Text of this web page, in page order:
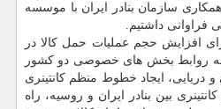
سازمان بنادر ایران با موسسه
فراوانی داشتیم.
افزایش حجم عملیات حمل كالا در
روابط بخش های خصوصی دو كشور
دریایی، ایجاد خطوط منظم كانتینری
بین بنادر ایران و روسیه، راه